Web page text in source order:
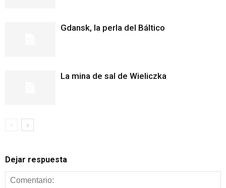
Gdansk, la perla del Báltico
La mina de sal de Wieliczka
Dejar respuesta